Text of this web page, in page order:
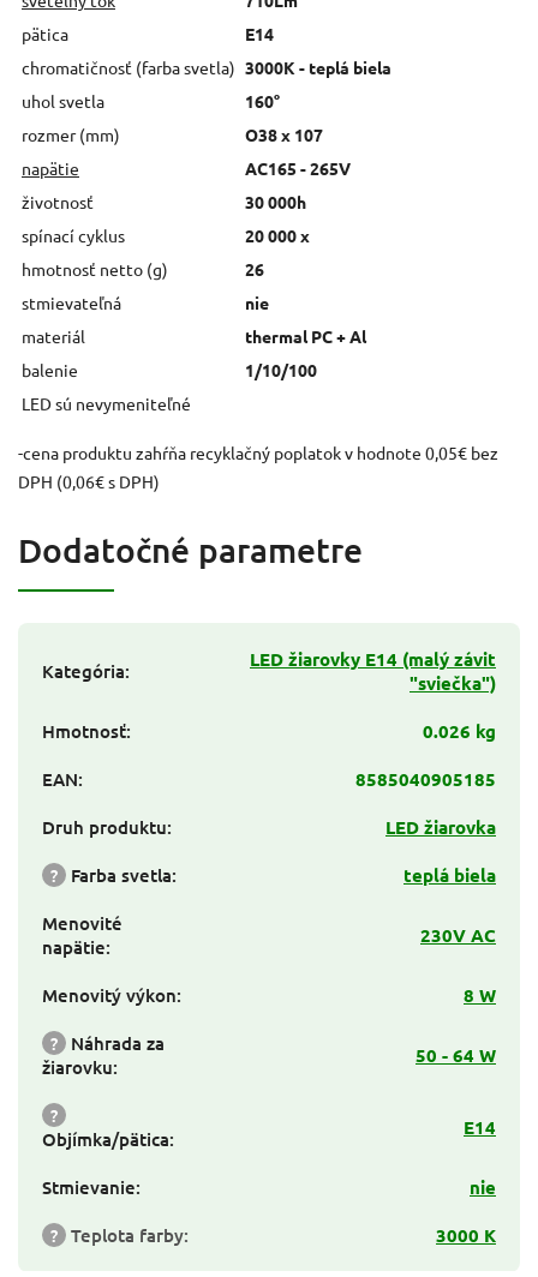
pätica
E14
chromatičnosť (farba svetla) 3000K - teplá biela
uhol svetla
160°
rozmer (mm)
O38 x 107
napätie
AC165 - 265V
životnosť
30 000h
spínací cyklus
20 000 x
hmotnosť netto (g)
26
stmievateľná
nie
materiál
thermal PC + Al
balenie
1/10/100
LED sú nevymeniteľné
-cena produktu zahŕňa recyklačný poplatok v hodnote 0,05€ bez
DPH (0,06€ s DPH)
Dodatočné parametre
Kategória:
LED žiarovky E14 (malý závit
"sviečka")
Hmotnosť:
0.026 kg
EAN:
8585040905185
Druh produktu:
LED žiarovka
? Farba svetla:
teplá biela
Menovité
napätie: 230V AC
Menovitý výkon:
8 W
? Náhrada za
žiarovku: 50 - 64 W
?
Objímka/pätica: E14
Stmievanie:
nie
? Teplota farby: 3000 K